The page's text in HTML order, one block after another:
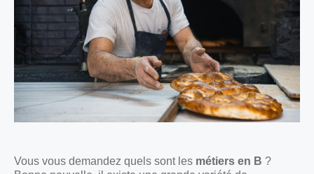
Vous vous demandez quels sont les métiers en B ?